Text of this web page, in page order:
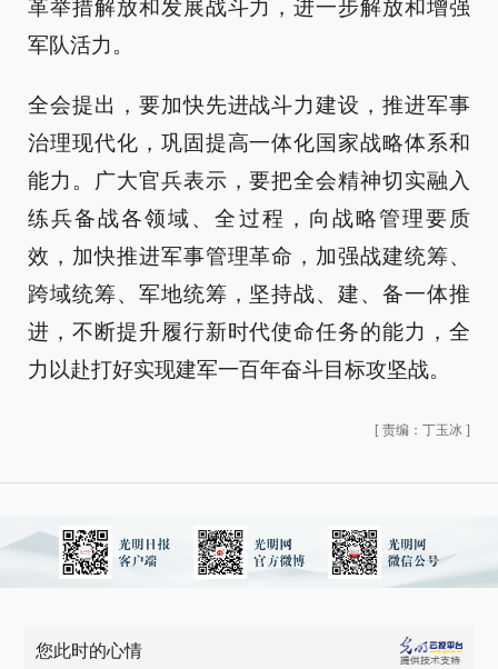
革举措解放和发展战斗力，进一步解放和增强
军队活力。
全会提出，要加快先进战斗力建设，推进军事
治理现代化，巩固提高一体化国家战略体系和
能力。广大官兵表示，要把全会精神切实融入
练兵备战各领域、全过程，向战略管理要质
效，加快推进军事管理革命，加强战建统筹、
跨域统筹、军地统筹，坚持战、建、备一体推
进，不断提升履行新时代使命任务的能力，全
力以赴打好实现建军一百年奋斗目标攻坚战。
[ 责编：丁玉冰 ]
您此时的心情